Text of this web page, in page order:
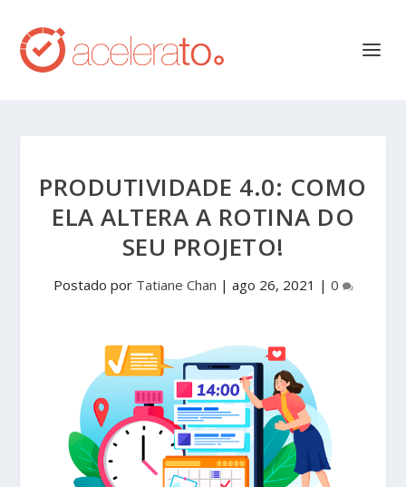
PRODUTIVIDADE 4.0: COMO
ELA ALTERA A ROTINA DO
SEU PROJETO!
Postado por Tatiane Chan | ago 26, 2021 | 0